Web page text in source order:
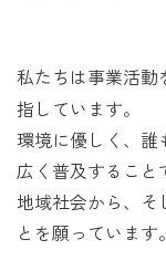
私たちは事業活動
指しています。
環境に優しく、誰
広く普及すること
地域社会から、そ
とを願っています。